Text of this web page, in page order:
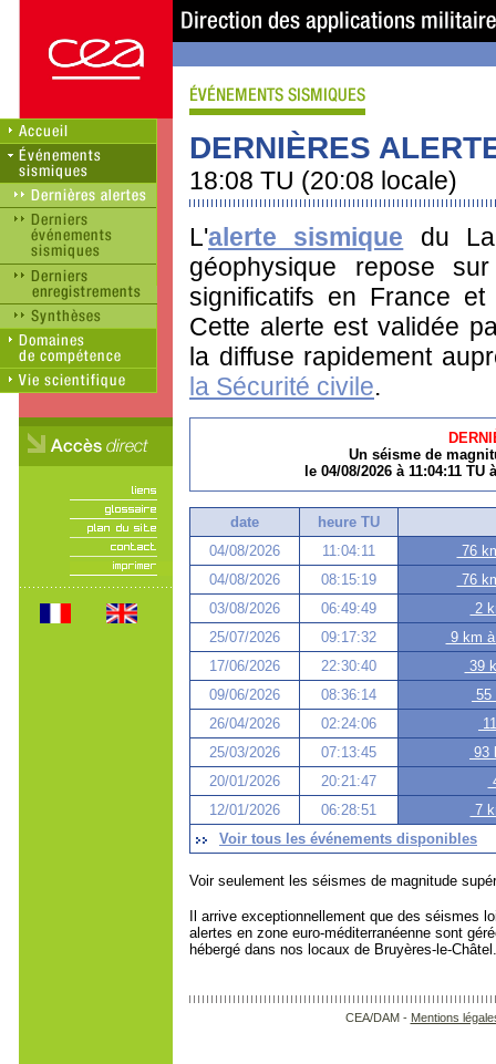
DERNIÈRES
18:08 TU (20:08 locale)
L'alerte sismique du
géophysique repose
significatifs en France
Cette alerte est validée
la diffuse rapidement
la Sécurité civile.
Un séisme de
le 04/08/2026 à 11:04:11
date
heure TU
04/08/2026
11:04:11
76
04/08/2026
08:15:19
76
03/08/2026
06:49:49
2
25/07/2026
09:17:32
9 km
17/06/2026
22:30:40
39
09/06/2026
08:36:14
55
26/04/2026
02:24:06
25/03/2026
07:13:45
93
20/01/2026
20:21:47
12/01/2026
06:28:51
7
Voir tous les événements disponibles
Voir seulement les séismes de magnitude
Il arrive exceptionnellement que des séismes
alertes en zone euro-méditerranéenne sont
hébergé dans nos locaux de Bruyères-le-
CEA/DAM - Mentions